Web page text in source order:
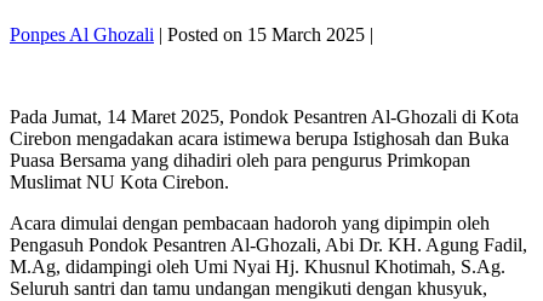
Ponpes Al Ghozali | Posted on 15 March 2025 |
Pada Jumat, 14 Maret 2025, Pondok Pesantren Al-Ghozali di Kota
Cirebon mengadakan acara istimewa berupa Istighosah dan Buka
Puasa Bersama yang dihadiri oleh para pengurus Primkopan
Muslimat NU Kota Cirebon.
Acara dimulai dengan pembacaan hadoroh yang dipimpin oleh
Pengasuh Pondok Pesantren Al-Ghozali, Abi Dr. KH. Agung Fadil,
M.Ag, didampingi oleh Umi Nyai Hj. Khusnul Khotimah, S.Ag.
Seluruh santri dan tamu undangan mengikuti dengan khusyuk,